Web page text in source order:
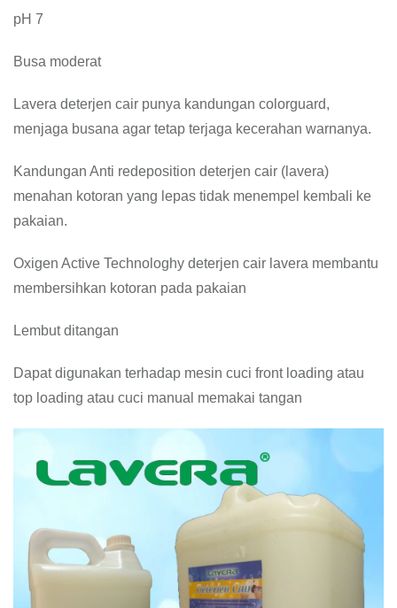
pH 7
Busa moderat
Lavera deterjen cair punya kandungan colorguard,
menjaga busana agar tetap terjaga kecerahan warnanya.
Kandungan Anti redeposition deterjen cair (lavera)
menahan kotoran yang lepas tidak menempel kembali ke
pakaian.
Oxigen Active Technologhy deterjen cair lavera membantu
membersihkan kotoran pada pakaian
Lembut ditangan
Dapat digunakan terhadap mesin cuci front loading atau
top loading atau cuci manual memakai tangan